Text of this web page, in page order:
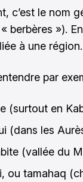
c’est le nom
berbères »).
à une région.
par
(surtout en
(dans les
(vallée du
ou tamahaq